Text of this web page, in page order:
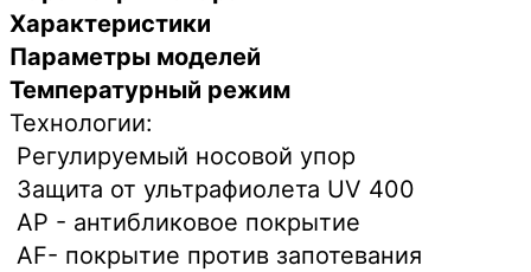
ПРОГРЕСС,
чёрный
Характеристики
Параметры моделей
Температурный режим
Технологии:
Регулируемый носовой упор
Защита от ультрафиолета UV 400
AP - антибликовое покрытие
AF- покрытие против запотевания